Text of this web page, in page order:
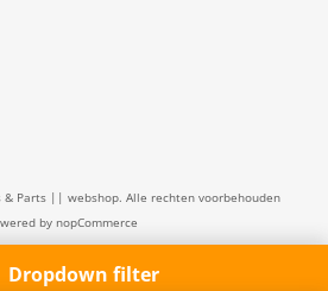
Dropdown filter
& Parts || webshop. Alle rechten voorbehouden
by nopCommerce